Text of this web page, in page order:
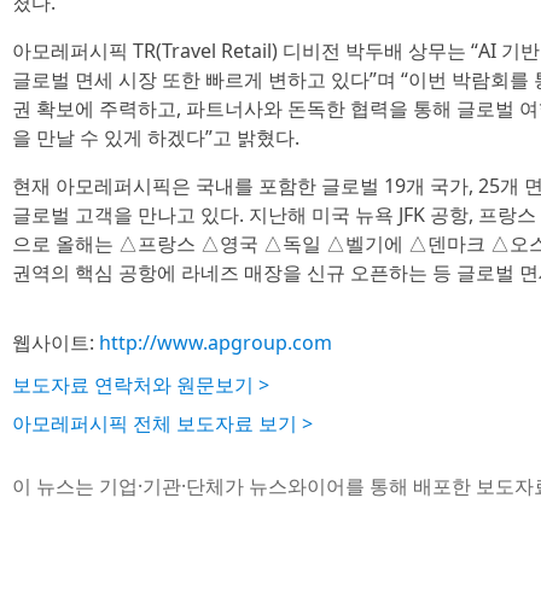
아모레퍼시픽 TR(Travel Retail) 디비전 박두배 상무는 “AI 기
글로벌 면세 시장 또한 빠르게 변하고 있다”며 “이번 박람회
권 확보에 주력하고, 파트너사와 돈독한 협력을 통해 글로벌
을 만날 수 있게 하겠다”고 밝혔다.
현재 아모레퍼시픽은 국내를 포함한 글로벌 19개 국가, 25개
글로벌 고객을 만나고 있다. 지난해 미국 뉴욕 JFK 공항, 프랑
으로 올해는 △프랑스 △영국 △독일 △벨기에 △덴마크 △오
권역의 핵심 공항에 라네즈 매장을 신규 오픈하는 등 글로벌
웹사이트: http://www.apgroup.com
보도자료 연락처와 원문보기 >
아모레퍼시픽 전체 보도자료 보기 >
이 뉴스는 기업·기관·단체가 뉴스와이어를 통해 배포한 보도